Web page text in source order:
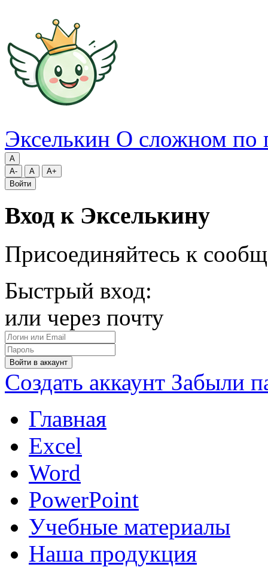
Экселькин О сложном по
A
A-
A
A+
Войти
Вход к Экселькину
Присоединяйтесь к
Быстрый вход:
или через почту
Войти в аккаунт
Создать аккаунт Забыли
Главная
Excel
Word
PowerPoint
Учебные материалы
Наша продукция